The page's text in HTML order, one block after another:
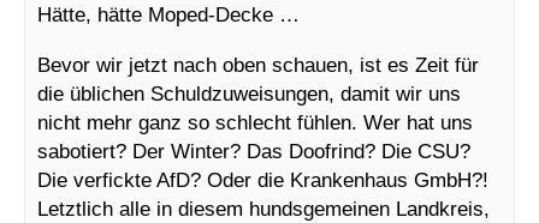
Hätte, hätte Moped-Decke …
Bevor wir jetzt nach oben schauen, ist es Zeit für
die üblichen Schuldzuweisungen, damit wir uns
nicht mehr ganz so schlecht fühlen. Wer hat uns
sabotiert? Der Winter? Das Doofrind? Die CSU?
Die verfickte AfD? Oder die Krankenhaus GmbH?!
Letztlich alle in diesem hundsgemeinen Landkreis,